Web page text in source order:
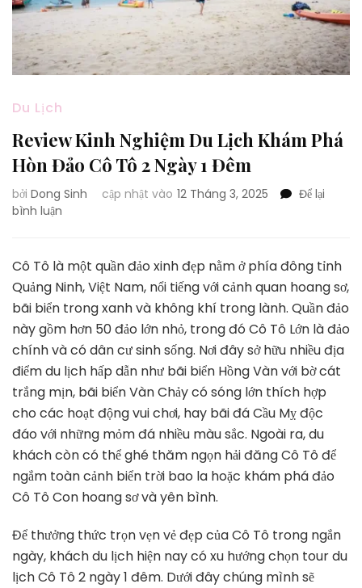
Du Lịch
Review Kinh Nghiệm Du Lịch Khám Phá
Hòn Đảo Cô Tô 2 Ngày 1 Đêm
bởi Dong Sinh cập nhật vào 12 Tháng 3, 2025
Để lại
bình luận
Nghiệm
Du
Lịch
Khám
Phá
Hòn
Đảo
Cô
Tô
2
Ngày
Đêm
Cô Tô là một quần đảo xinh đẹp nằm ở phía đông tỉnh
Quảng Ninh, Việt Nam, nổi tiếng với cảnh quan hoang sơ,
bãi biển trong xanh và không khí trong lành. Quần đảo
này gồm hơn 50 đảo lớn nhỏ, trong đó Cô Tô Lớn là đảo
chính và có dân cư sinh sống. Nơi đây sở hữu nhiều địa
điểm du lịch hấp dẫn như bãi biển Hồng Vàn với bờ cát
trắng mịn, bãi biển Vàn Chảy có sóng lớn thích hợp
cho các hoạt động vui chơi, hay bãi đá Cầu Mỵ độc
đáo với những mỏm đá nhiều màu sắc. Ngoài ra, du
khách còn có thể ghé thăm ngọn hải đăng Cô Tô để
ngắm toàn cảnh biển trời bao la hoặc khám phá đảo
Cô Tô Con hoang sơ và yên bình.
Để thưởng thức trọn vẹn vẻ đẹp của Cô Tô trong ngắn
ngày, khách du lịch hiện nay có xu hướng chọn tour du
lịch Cô Tô 2 ngày 1 đêm. Dưới đây chúng mình sẽ